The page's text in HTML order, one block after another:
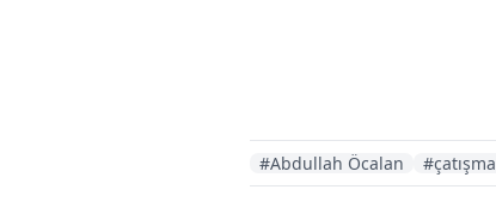
#Abdullah Öcalan #çatışma